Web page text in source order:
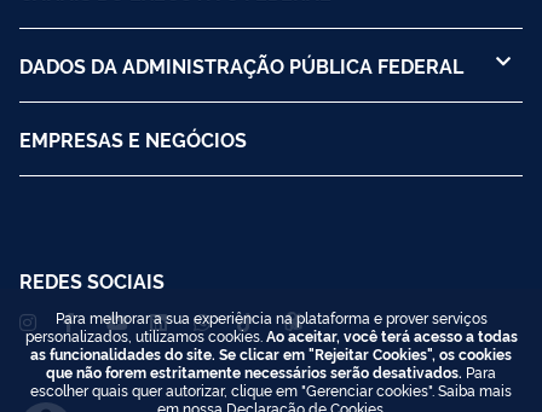
DADOS DA ADMINISTRAÇÃO PÚBLICA FEDERAL
EMPRESAS E NEGÓCIOS
REDES SOCIAIS
Para melhorar a sua experiência na plataforma e prover serviços
personalizados, utilizamos cookies. Ao aceitar, você terá acesso a todas
as funcionalidades do site. Se clicar em "Rejeitar Cookies", os cookies
que não forem estritamente necessários serão desativados. Para
escolher quais quer autorizar, clique em "Gerenciar cookies". Saiba mais
em nossa Declaração de Cookies.